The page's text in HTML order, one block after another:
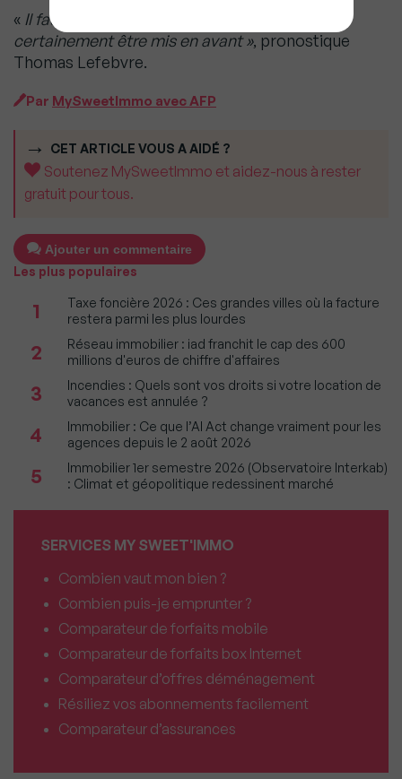
« Il faut aussi voir l’effet JO, ce quartier va
certainement être mis en avant », pronostique
Thomas Lefebvre.
Par MySweetImmo avec AFP
CET ARTICLE VOUS A AIDÉ ?
Soutenez MySweetImmo et aidez-nous à rester
gratuit pour tous.
Ajouter un commentaire
Les plus populaires
1
Taxe foncière 2026 : Ces grandes villes où la facture
restera parmi les plus lourdes
2
Réseau immobilier : iad franchit le cap des 600
millions d'euros de chiffre d'affaires
3
Incendies : Quels sont vos droits si votre location de
vacances est annulée ?
4
Immobilier : Ce que l’AI Act change vraiment pour les
agences depuis le 2 août 2026
5
Immobilier 1er semestre 2026 (Observatoire Interkab)
: Climat et géopolitique redessinent marché
SERVICES MY SWEET'IMMO
Combien vaut mon bien ?
Combien puis-je emprunter ?
Comparateur de forfaits mobile
Comparateur de forfaits box Internet
Comparateur d’offres déménagement
Résiliez vos abonnements facilement
Comparateur d’assurances